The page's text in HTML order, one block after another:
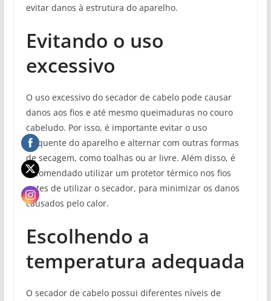
evitar danos à estrutura do aparelho.
Evitando o uso
excessivo
O uso excessivo do secador de cabelo pode causar
danos aos fios e até mesmo queimaduras no couro
cabeludo. Por isso, é importante evitar o uso
frequente do aparelho e alternar com outras formas
de secagem, como toalhas ou ar livre. Além disso, é
recomendado utilizar um protetor térmico nos fios
antes de utilizar o secador, para minimizar os danos
causados pelo calor.
Escolhendo a
temperatura adequada
O secador de cabelo possui diferentes níveis de